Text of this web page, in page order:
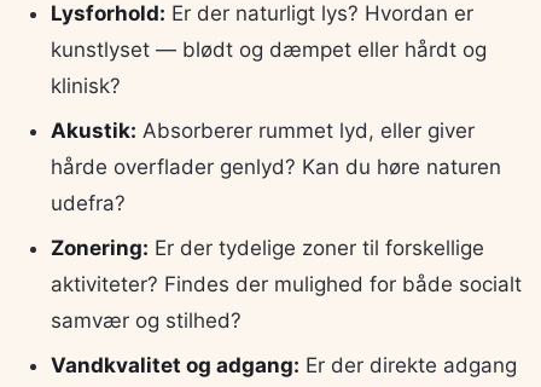
Lysforhold: Er der naturligt lys? Hvordan er
kunstlyset — blødt og dæmpet eller hårdt og
klinisk?
Akustik: Absorberer rummet lyd, eller giver
hårde overflader genlyd? Kan du høre naturen
udefra?
Zonering: Er der tydelige zoner til forskellige
aktiviteter? Findes der mulighed for både socialt
samvær og stilhed?
Vandkvalitet og adgang: Er der direkte adgang